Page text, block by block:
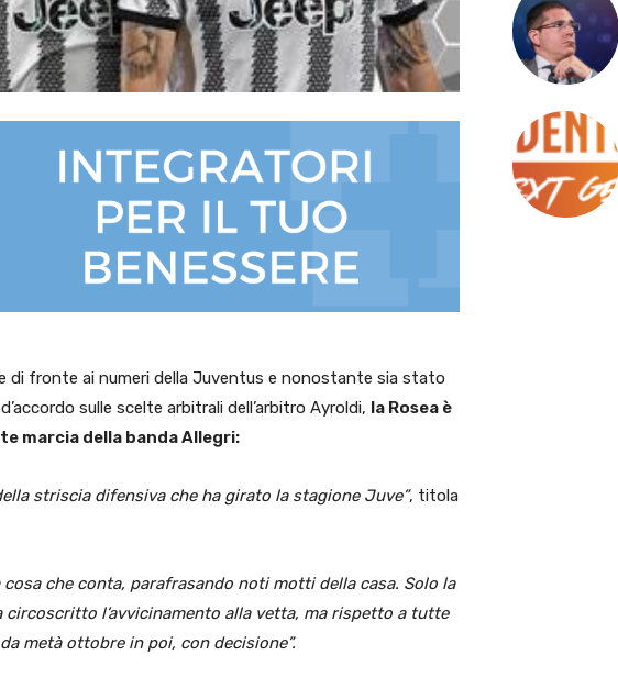
di fronte ai numeri della Juventus e nonostante sia stato
sulle scelte arbitrali dell’arbitro Ayroldi, la Rosea è
marcia della banda Allegri:
striscia difensiva che ha girato la stagione Juve”, titola
cosa che conta, parafrasando noti motti della casa. Solo la
circoscritto l’avvicinamento alla vetta, ma rispetto a tutte
metà ottobre in poi, con decisione”.